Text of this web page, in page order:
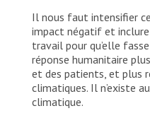
Il nous faut intensifier
impact négatif et
travail pour qu’elle
réponse humanitaire
et des patients, et plus
climatiques. Il n’existe
climatique.